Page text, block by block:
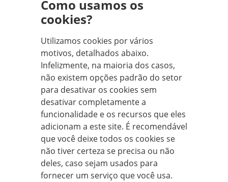
Como usamos os
cookies?
Utilizamos cookies por vários
motivos, detalhados abaixo.
Infelizmente, na maioria dos casos,
não existem opções padrão do setor
para desativar os cookies sem
desativar completamente a
funcionalidade e os recursos que eles
adicionam a este site. É recomendável
que você deixe todos os cookies se
não tiver certeza se precisa ou não
deles, caso sejam usados para
fornecer um serviço que você usa.